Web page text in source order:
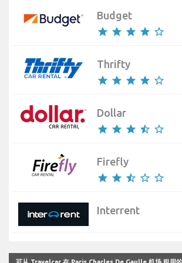
Budget
star star star star star_border
Thrifty
star star star star star_border
Dollar
star star star star_half star_border
Firefly
star star star_half star_border star_border
Interrent
可从 Travelcar 在 Paris Charles De Gaulle 机场 租用